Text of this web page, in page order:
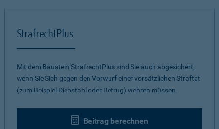
StrafrechtPlus
Mit dem Baustein StrafrechtPlus sind Sie auch abgesichert,
wenn Sie Sich gegen den Vorwurf einer vorsätzlichen Straftat
(zum Beispiel Diebstahl oder Betrug) wehren müssen.
Beitrag berechnen